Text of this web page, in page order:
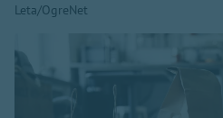
Leta/OgreNet